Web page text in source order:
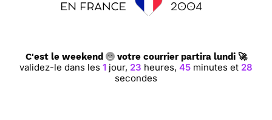
C'est le weekend votre courrier partira lundi 🚀
validez-le dans les1 jour, 23 heures,45 minutes et 27
secondes